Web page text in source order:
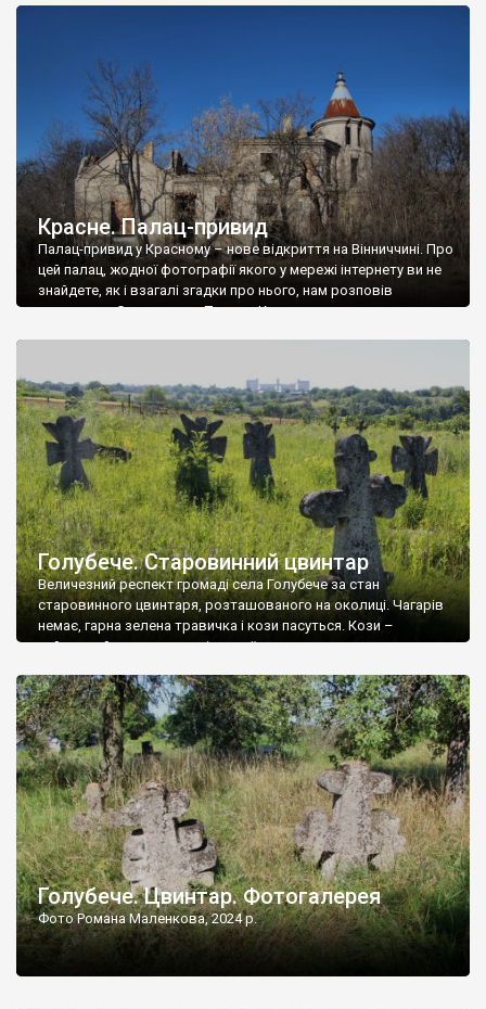
Красне. Палац-привид
Палац-привид у Красному – нове відкриття на Вінниччині. Про
цей палац, жодної фотографії якого у мережі інтернету ви не
знайдете, як і взагалі згадки про нього, нам розповів
мешканець Самгородка. Палац у Красному вразив не лише
Голубече. Старовинний цвинтар
Величезний респект громаді села Голубече за стан
старовинного цвинтаря, розташованого на околиці. Чагарів
немає, гарна зелена травичка і кози пасуться. Кози –
найкращий регулятор шкідливої, для старих кладовищ,
бруньками, кози ті бруньки обгризають, бо то улюблений
делікатес. На цвинтарі у Голубечому ціла колекція
різноманітних форм хрестів. Село відносно невелике, […]
Голубече. Цвинтар. Фотогалерея
Фото Романа Маленкова, 2024 р.